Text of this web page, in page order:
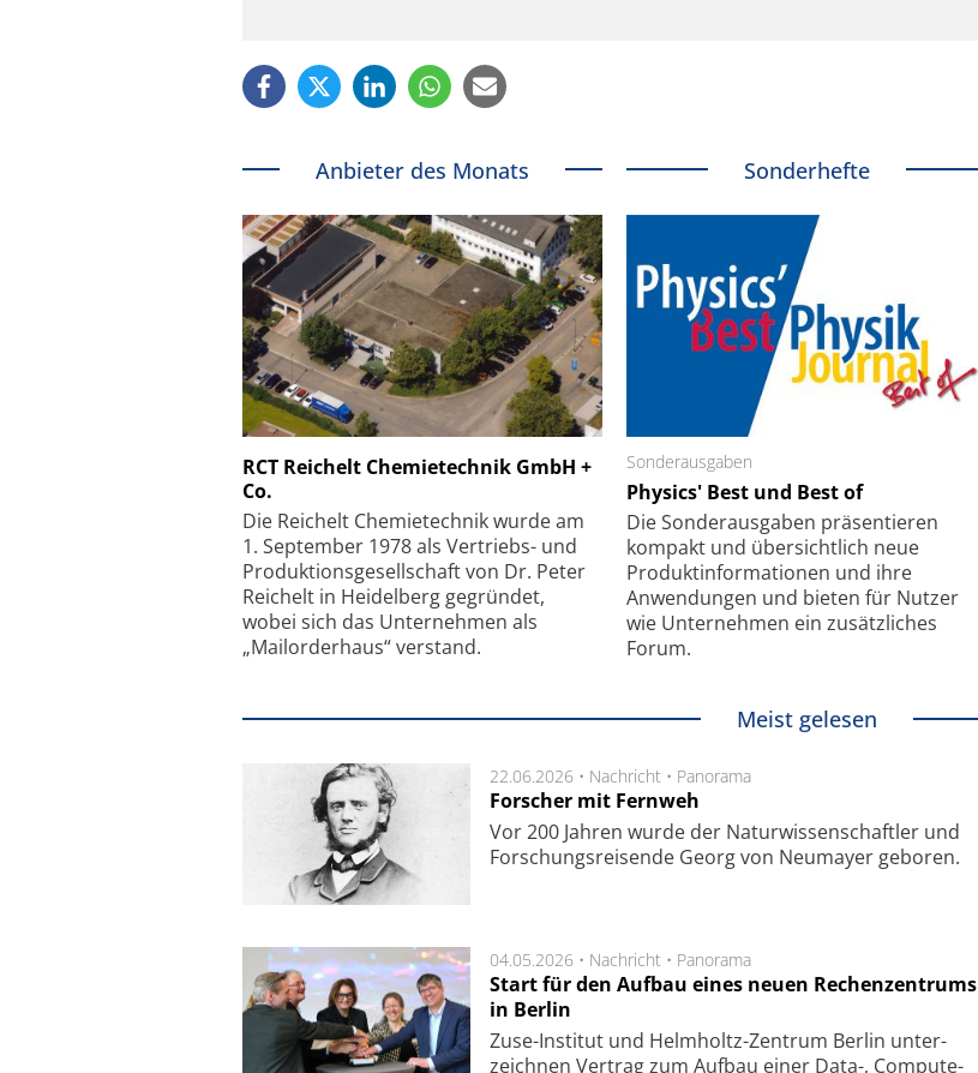
Anbieter des Monats
RCT Reichelt Chemietechnik GmbH +
Co.
Die Reichelt Chemietechnik wurde am
1. September 1978 als Vertriebs- und
Produktionsgesellschaft von Dr. Peter
Reichelt in Heidelberg gegründet,
wobei sich das Unternehmen als
„Mailorderhaus“ verstand.
Sonderhefte
Sonderausgaben
Physics' Best und Best of
Die Sonder­ausgaben präsentieren
kompakt und übersichtlich neue
Produkt­informationen und ihre
Anwendungen und bieten für Nutzer
wie Unternehmen ein zusätzliches
Forum.
Schäfter + Kirchhoff GmbH
Feinfokussierungsmechanismus
Elektronenmikroskopie auf
kleinstem Raum
Meist gelesen
22.06.2026 • Nachricht • Panorama
Forscher mit Fernweh
Vor 200 Jahren wurde der Naturwissenschaftler und
Forschungsreisende Georg von Neumayer geboren.
04.05.2026 • Nachricht • Panorama
Start für den Aufbau eines neuen Rechenzentrums
in Berlin
Zuse-Insti­tut und Helm­holtz-Zen­trum Ber­lin un­ter­
zeich­nen Ver­trag zum Auf­bau einer Data-, Compute-